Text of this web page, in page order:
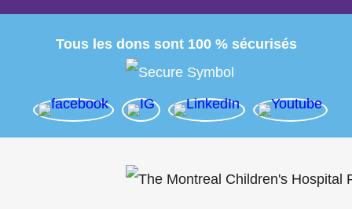
Tous les dons sont 100 % sécurisés